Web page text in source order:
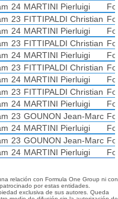
24 MARTINI Pierluigi
23 FITTIPALDI Christian
24 MARTINI Pierluigi
23 FITTIPALDI Christian
24 MARTINI Pierluigi
23 FITTIPALDI Christian
24 MARTINI Pierluigi
23 FITTIPALDI Christian
24 MARTINI Pierluigi
23 GOUNON Jean-Marc
24 MARTINI Pierluigi
23 GOUNON Jean-Marc
24 MARTINI Pierluigi
relación con Formula One Group ni con
por estas entidades.
exclusiva de sus autores. Queda